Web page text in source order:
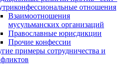
отношения
Взаимоотношения
мусульманских организаций
Православные юрисдикции
Прочие конфессии
примеры сотрудничества и